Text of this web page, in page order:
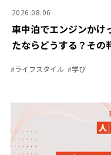
2026.08.06
車中泊でエンジンか
たならどうする？その
#ライフスタイル #学び